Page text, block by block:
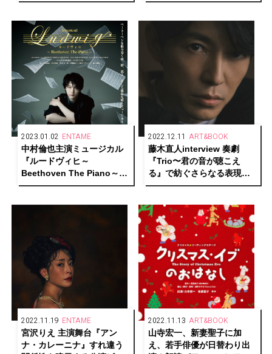
繊細に描く！
2023.01.02 ENTAME
中村倫也主演ミュージカル
『ルードヴィヒ～
Beethoven The Piano～』
映画館での上映が決定！
2022.12.11 ART&BOOK
藤木直人interview 奏劇
『Trio〜君の音が聴こえ
る』で紡ぐさらなる表現の
先ーーそして、普遍的な“輝
2022.11.19 ENTAME
宮沢りえ 主演舞台『アン
ナ・カレーニナ』すれ違う
2022.11.13 ART&BOOK
山寺宏一、新妻聖子に加
え、若手俳優が日替わり出